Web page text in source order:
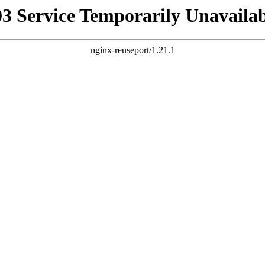
Service Temporarily
nginx-reuseport/1.21.1